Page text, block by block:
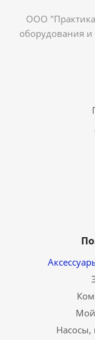
ООО
оборудования
Насосы,